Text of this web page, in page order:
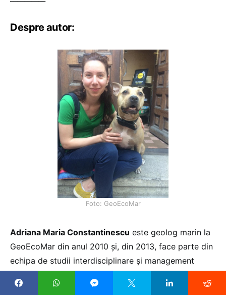
Despre autor:
Foto: GeoEcoMar
Adriana Maria Constantinescu este geolog marin la
GeoEcoMar din anul 2010 și, din 2013, face parte din
echipa de studii interdisciplinare și management
concentrează pe studiul sistemului Dunăre – Marea